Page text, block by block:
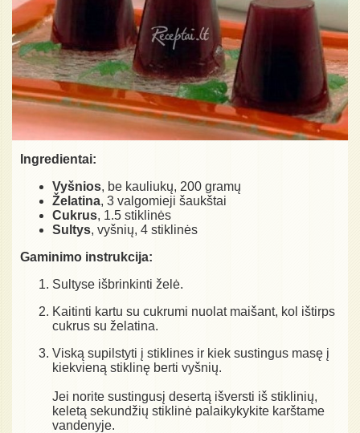
Ingredientai:
Vyšnios, be kauliukų, 200 gramų
Želatina, 3 valgomieji šaukštai
Cukrus, 1.5 stiklinės
Sultys, vyšnių, 4 stiklinės
Gaminimo instrukcija:
Sultyse išbrinkinti želė.
Kaitinti kartu su cukrumi nuolat maišant, kol ištirps
cukrus su želatina.
Viską supilstyti į stiklines ir kiek sustingus masę į
kiekvieną stiklinę berti vyšnių.
Jei norite sustingusį desertą išversti iš stiklinių,
keletą sekundžių stiklinė palaikykykite karštame
vandenyje.